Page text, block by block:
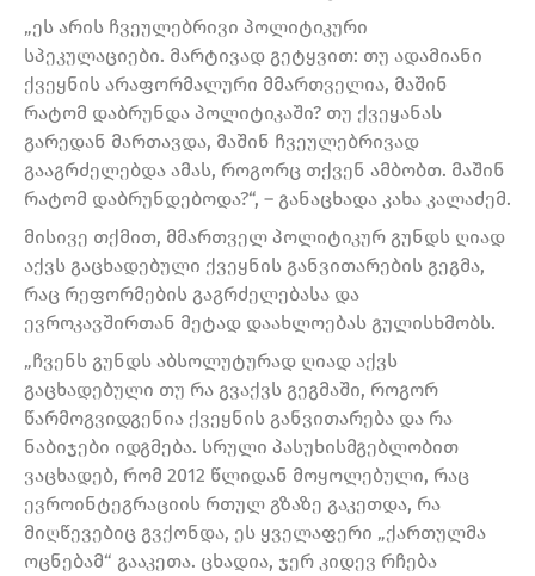
„ეს არის ჩვეულებრივი პოლიტიკური
სპეკულაციები. მარტივად გეტყვით: თუ ადამიანი
ქვეყნის არაფორმალური მმართველია, მაშინ
რატომ დაბრუნდა პოლიტიკაში? თუ ქვეყანას
გარედან მართავდა, მაშინ ჩვეულებრივად
გააგრძელებდა ამას, როგორც თქვენ ამბობთ. მაშინ
რატომ დაბრუნდებოდა?“, – განაცხადა კახა კალაძემ.
მისივე თქმით, მმართველ პოლიტიკურ გუნდს ღიად
აქვს გაცხადებული ქვეყნის განვითარების გეგმა,
რაც რეფორმების გაგრძელებასა და
ევროკავშირთან მეტად დაახლოებას გულისხმობს.
„ჩვენს გუნდს აბსოლუტურად ღიად აქვს
გაცხადებული თუ რა გვაქვს გეგმაში, როგორ
წარმოგვიდგენია ქვეყნის განვითარება და რა
ნაბიჯები იდგმება. სრული პასუხისმგებლობით
ვაცხადებ, რომ 2012 წლიდან მოყოლებული, რაც
ევროინტეგრაციის რთულ გზაზე გაკეთდა, რა
მიღწევებიც გვქონდა, ეს ყველაფერი „ქართულმა
ოცნებამ“ გააკეთა. ცხადია, ჯერ კიდევ რჩება